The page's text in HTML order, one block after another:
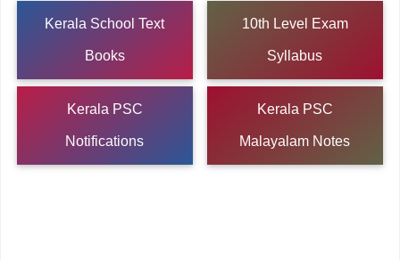
Kerala School Text
Books
10th Level Exam
Syllabus
Kerala PSC
Notifications
Kerala PSC
Malayalam Notes